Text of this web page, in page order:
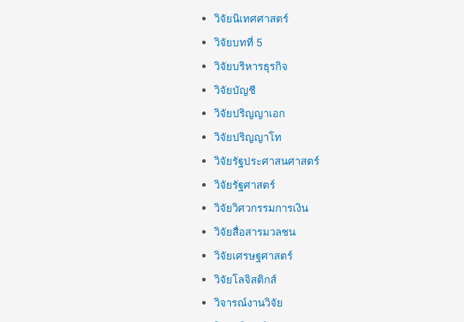
วิจัยนิเทศศาสตร์
วิจัยบทที่ 5
วิจัยบริหารธุรกิจ
วิจัยบัญชี
วิจัยปริญญาเอก
วิจัยปริญญาโท
วิจัยรัฐประศาสนศาสตร์
วิจัยรัฐศาสตร์
วิจัยวิศวกรรมการเงิน
วิจัยสื่อสารมวลชน
วิจัยเศรษฐศาสตร์
วิจัยโลจิสติกส์
วิจารณ์งานวิจัย